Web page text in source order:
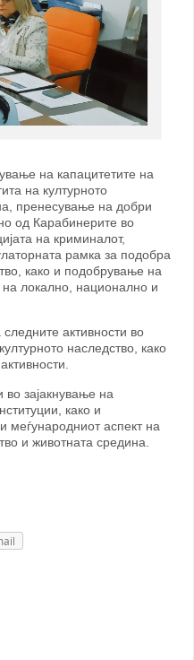
на капацитетите на
на културното
пренесување на добри
од Карабинерите во
на криминалот,
рамка за подобра
како и подобрување на
на локално, национално и
активности во
наследство, како
во зајакнување на
како и
меѓународниот аспект на
и животната средина.